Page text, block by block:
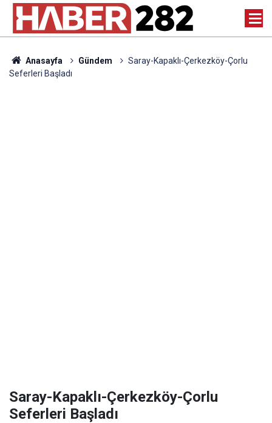
Anasayfa Gündem
Saray-Kapaklı-Çerkezköy-Çorlu
Seferleri Başladı
Saray-Kapaklı-Çerkezköy-Çorlu
Seferleri Başladı